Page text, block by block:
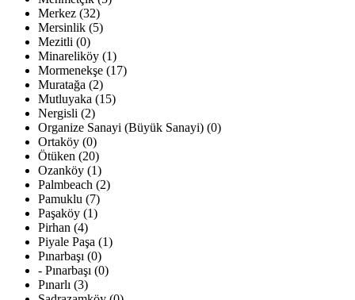
Merkez (32)
Mersinlik (5)
Mezitli (0)
Minareliköy (1)
Mormenekşe (17)
Muratağa (2)
Mutluyaka (15)
Nergisli (2)
Organize Sanayi (Büyük Sanayi) (0)
Ortaköy (0)
Ötüken (20)
Ozanköy (1)
Palmbeach (2)
Pamuklu (7)
Paşaköy (1)
Pirhan (4)
Piyale Paşa (1)
Pınarbaşı (0)
- Pınarbaşı (0)
Pınarlı (3)